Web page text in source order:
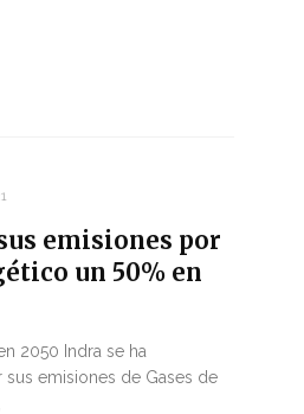
emisiones por
un 50% en
2050 Indra se ha
emisiones de Gases de